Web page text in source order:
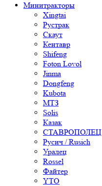
Минитракторы
Xingtai
Рустрак
Скаут
Кентавр
Shifeng
Foton Lovol
Jinma
Dongfeng
Kubota
МТЗ
Solis
Казак
СТАВРОПОЛЕЦ
Русич / Rusich
Уралец
Rossel
Файтер
YTO